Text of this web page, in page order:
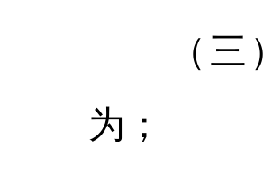
（三）
为；